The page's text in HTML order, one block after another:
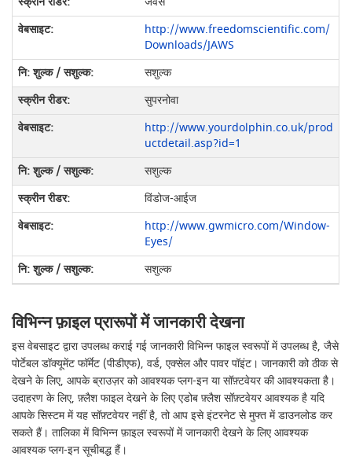
http://www.freedomscientific.com/
Downloads/JAWS
सशुल्क
सुपरनोवा
http://www.yourdolphin.co.uk/prod
uctdetail.asp?id=1
सशुल्क
विंडोज-आईज
http://www.gwmicro.com/Window-
Eyes/
सशुल्क
विभिन्न फ़ाइल प्रारूपों में जानकारी देखना
इस वेबसाइट द्वारा उपलब्ध कराई गई जानकारी विभिन्न फाइल स्वरूपों में उपलब्ध है, जैसे
पोर्टेबल डॉक्यूमेंट फॉर्मेट (पीडीएफ), वर्ड, एक्सेल और पावर पॉइंट। जानकारी को ठीक से
देखने के लिए, आपके ब्राउज़र को आवश्यक प्लग-इन या सॉफ़्टवेयर की आवश्यकता है।
उदाहरण के लिए, फ़्लैश फाइल देखने के लिए एडोब फ़्लैश सॉफ़्टवेयर आवश्यक है यदि
आपके सिस्टम में यह सॉफ़्टवेयर नहीं है, तो आप इसे इंटरनेट से मुफ्त में डाउनलोड कर
सकते हैं। तालिका में विभिन्न फ़ाइल स्वरूपों में जानकारी देखने के लिए आवश्यक
आवश्यक प्लग-इन सूचीबद्ध हैं।